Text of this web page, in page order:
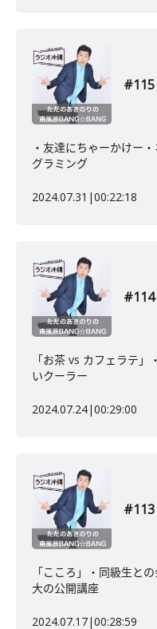
#115
・友達にちゃーかけー
グラミング
2024.07.31 |00:22:18
#114
「お茶 vs カフェラテ
いクーラー
2024.07.24|00:29:00
#113
「こころ」・同級生と
大の公開講座
2024.07.17|00:28:59